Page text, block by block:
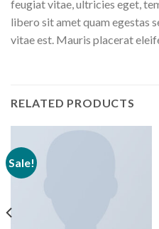
feugiat vitae, ultricies eget,
libero sit amet quam egestas
vitae est. Mauris placerat
RELATED PRODUCTS
Sale!